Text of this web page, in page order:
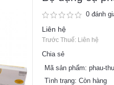
0 đánh
Liên hệ
Trước Thuế: Liên hệ
Chia sẻ
Mã sản phẩm: phau-
Tình trạng: Còn hàng